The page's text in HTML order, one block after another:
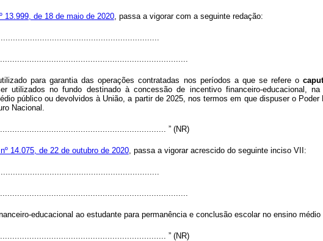
13.999, de 18 de maio de 2020, passa a vigorar com a seguinte redação:
para garantia das operações contratadas nos períodos a que se refere o
utilizados no fundo destinado à concessão de incentivo financeiro-educacional,
público ou devolvidos à União, a partir de 2025, nos termos em que dispuser o
Nacional.
” (NR)
14.075, de 22 de outubro de 2020, passa a vigorar acrescido do seguinte inciso VII:
educacional ao estudante para permanência e conclusão escolar no ensino médio
” (NR)